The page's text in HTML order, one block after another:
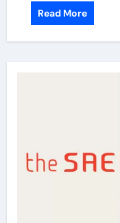
Read More